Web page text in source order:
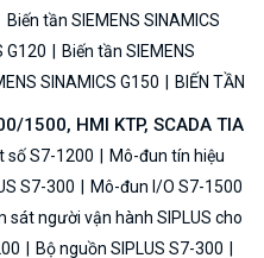
Biến tần SIEMENS SINAMICS
G120
Biến tần SIEMENS
SINAMICS G150 BIẾN TẦN
1500, HMI KTP, SCADA TIA
số S7-1200
Mô-đun tín hiệu
S7-300
Mô-đun I/O S7-1500
sát người vận hành SIPLUS cho
Bộ nguồn SIPLUS S7-300